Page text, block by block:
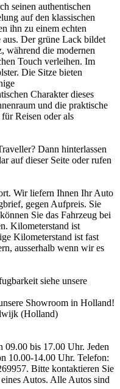
seinen authentischen
auf den klassischen
ihn zu einem echten
Der grüne Lack bildet
während die modernen
Touch verleihen. Im
Die Sitze bieten
Charakter dieses
und die praktische
Reisen oder als
Dann hinterlassen
auf dieser Seite oder rufen
Wir liefern Ihnen Ihr Auto
gegen Aufpreis. Sie
Sie das Fahrzeug bei
Kilometerstand ist
Kilometerstand ist fast
ausserhalb wenn wir es
siehe unsere
Showroom in Holland!
(Holland)
09.00 bis 17.00 Uhr. Jeden
10.00-14.00 Uhr. Telefon:
Bitte kontaktieren Sie
Autos. Alle Autos sind